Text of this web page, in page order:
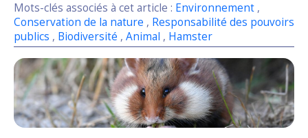
Mots-clés associés à cet article : Environnement ,
Conservation de la nature , Responsabilité des pouvoirs
publics , Biodiversité , Animal , Hamster